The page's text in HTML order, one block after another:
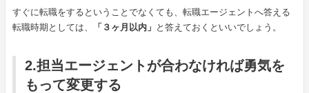
すぐに転職をするということでなくても、転職エージェントへ答える
転職時期としては、
「３ヶ月以内」 と答えておくといいでしょう。
2.担当エージェントが合わなければ勇気を
もって変更する